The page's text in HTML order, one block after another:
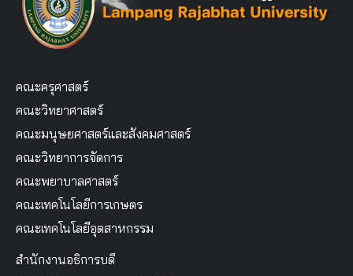
คณะครุศาสตร์
คณะวิทยาศาสตร์
คณะมนุษยศาสตร์และสังคมศาสตร์
คณะวิทยาการจัดการ
คณะพยาบาลศาสตร์
คณะเทคโนโลยีการเกษตร
คณะเทคโนโลยีอุตสาหกรรม
สำนักงานอธิการบดี